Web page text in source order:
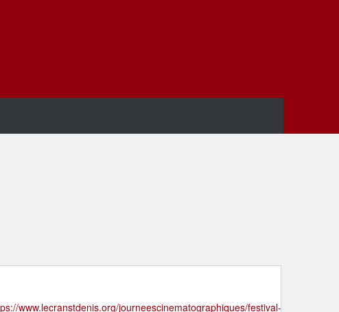
webwww.lecranstdenis.org/journeescinematographiques/festival-